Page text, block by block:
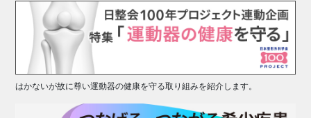
はかないが故に尊い運動器の健康を守る取り組みを紹介します。